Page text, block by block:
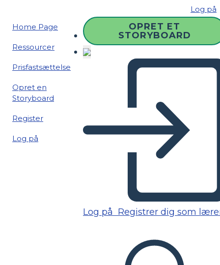
Log på
Home Page
Ressourcer
Prisfastsættelse
Opret en
Storyboard
Register
Log på
OPRET ET
STORYBOARD
Log på Registrer dig som